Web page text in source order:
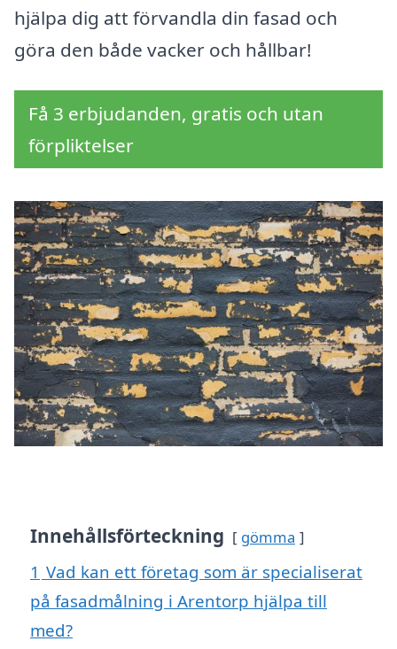
hjälpa dig att förvandla din fasad och
göra den både vacker och hållbar!
Få 3 erbjudanden, gratis och utan
förpliktelser
Innehållsförteckning gömma
1 Vad kan ett företag som är specialiserat
på fasadmålning i Arentorp hjälpa till
med?